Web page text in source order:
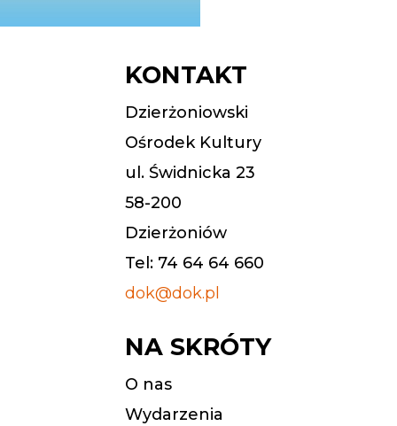
KONTAKT
Dzierżoniowski
Ośrodek Kultury
ul. Świdnicka 23
58-200
Dzierżoniów
Tel: 74 64 64 660
dok@dok.pl
NA SKRÓTY
O nas
Wydarzenia